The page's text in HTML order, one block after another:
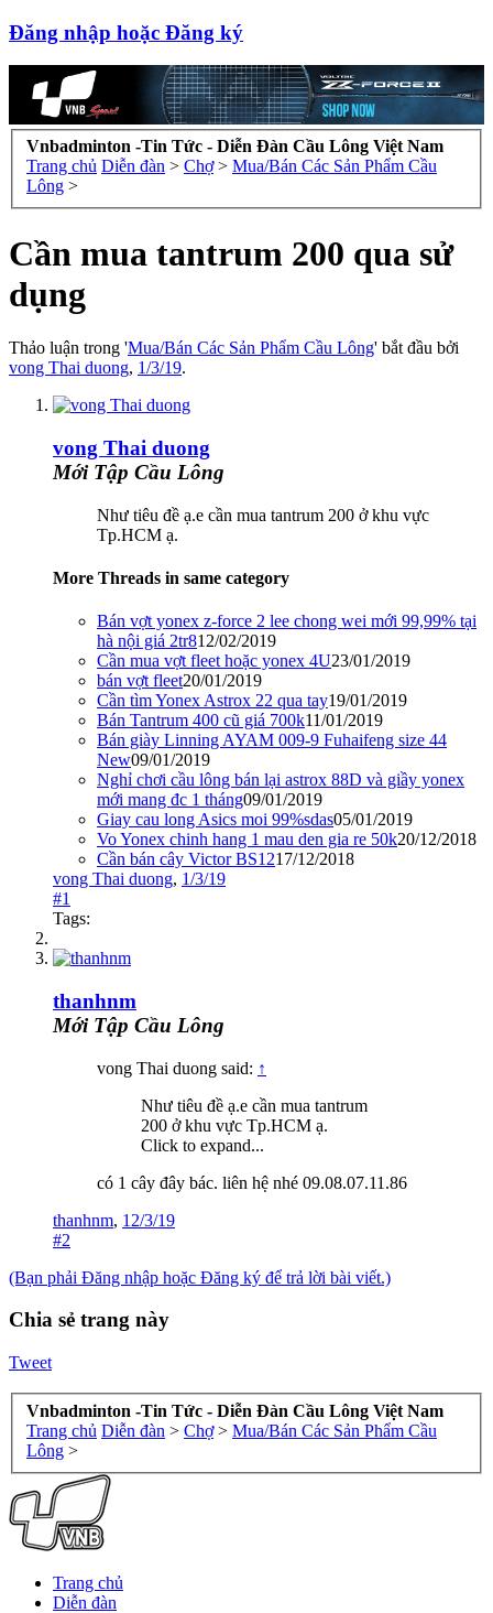
Đăng nhập hoặc Đăng ký
Vnbadminton -Tin Tức - Diễn Đàn Cầu Lông Việt Nam
Trang chủ Diễn đàn > Chợ > Mua/Bán Các Sản Phẩm Cầu
Lông >
Cần mua tantrum 200 qua sử
dụng
Thảo luận trong 'Mua/Bán Các Sản Phẩm Cầu Lông' bắt đầu bởi
vong Thai duong, 1/3/19.
vong Thai duong
Mới Tập Cầu Lông
Như tiêu đề ạ.e cần mua tantrum 200 ở khu vực
Tp.HCM ạ.
More Threads in same category
Bán vợt yonex z-force 2 lee chong wei mới 99,99% tại
hà nội giá 2tr812/02/2019
Cần mua vợt fleet hoặc yonex 4U23/01/2019
bán vợt fleet20/01/2019
Cần tìm Yonex Astrox 22 qua tay19/01/2019
Bán Tantrum 400 cũ giá 700k11/01/2019
Bán giày Linning AYAM 009-9 Fuhaifeng size 44
New09/01/2019
Nghỉ chơi cầu lông bán lại astrox 88D và giầy yonex
mới mang đc 1 tháng09/01/2019
Giay cau long Asics moi 99%sdas05/01/2019
Vo Yonex chinh hang 1 mau den gia re 50k20/12/2018
Cần bán cây Victor BS1217/12/2018
vong Thai duong, 1/3/19
#1
Tags:
thanhnm
Mới Tập Cầu Lông
vong Thai duong said: ↑
Như tiêu đề ạ.e cần mua tantrum
200 ở khu vực Tp.HCM ạ.
Click to expand...
có 1 cây đây bác. liên hệ nhé 09.08.07.11.86
thanhnm, 12/3/19
#2
(Bạn phải Đăng nhập hoặc Đăng ký để trả lời bài viết.)
Chia sẻ trang này
Tweet
Vnbadminton -Tin Tức - Diễn Đàn Cầu Lông Việt Nam
Trang chủ Diễn đàn > Chợ > Mua/Bán Các Sản Phẩm Cầu
Lông >
Trang chủ
Diễn đàn